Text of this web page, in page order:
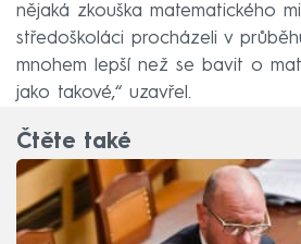
nějaká zkouška matematického
středoškoláci procházeli v
mnohem lepší než se bavit o
jako takové,“ uzavřel.
Čtěte také